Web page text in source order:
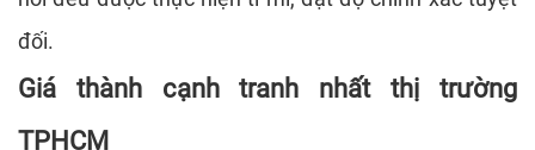
đối.
Giá thành cạnh tranh nhất thị trường
TPHCM